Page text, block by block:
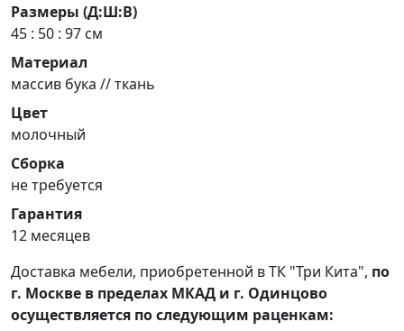
Размеры (Д:Ш:В)
45 : 50 : 97 см
Материал
массив бука // ткань
Цвет
молочный
Сборка
не требуется
Гарантия
12 месяцев
Доставка мебели, приобретенной в ТК "Три Кита", по
г. Москве в пределах МКАД и г. Одинцово
осуществляется по следующим раценкам: